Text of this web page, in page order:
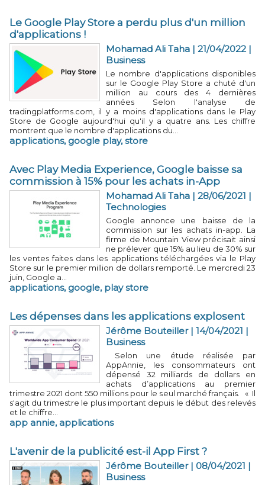
Le Google Play Store a perdu plus d'un million
d'applications !
Mohamad Ali Taha | 21/04/2022 |
Business
Le nombre d'applications disponibles
sur le Google Play Store a chuté d'un
million au cours des 4 dernières
années Selon l'analyse de
tradingplatforms.com, il y a moins d'applications dans le Play
Store de Google aujourd'hui qu'il y a quatre ans. Les chiffre
montrent que le nombre d'applications du...
applications, google play,store
Avec Play Media Experience, Google baisse sa
commission à 15% pour les achats in-App
Mohamad Ali Taha | 28/06/2021 |
Technologies
Google annonce une baisse de la
commission sur les achats in-app. La
firme de Mountain View précisait ainsi
ne prélever que 15% au lieu de 30% sur
les ventes faites dans les applications téléchargées via le Play
Store sur le premier million de dollars remporté. Le mercredi 23
juin, Google a...
applications, google, play store
Les dépenses dans les applications explosent
Jérôme Bouteiller| 14/04/2021 |
Business
Selon une étude réalisée par
AppAnnie, les consommateurs ont
dépensé 32 milliards de dollars en
achats d’applications au premier
trimestre 2021 dont 550 millions pour le seul marché français. « Il
s'agit du trimestre le plus important depuis le début des relevés
et le chiffre...
app annie, applications
L'avenir de la publicité est-il App First ?
Jérôme Bouteiller| 08/04/2021 |
Business